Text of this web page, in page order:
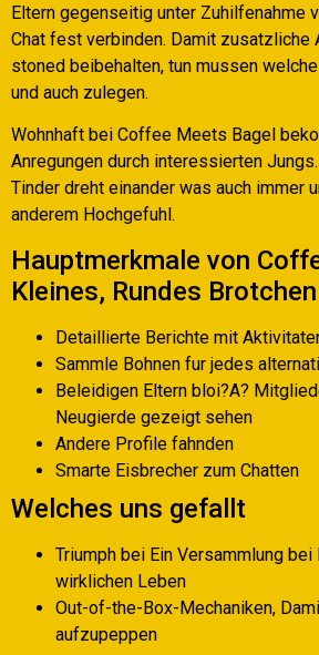
Eltern gegenseitig unter Zuhilfenahme
Chat fest verbinden. Damit zusatzliche
stoned beibehalten, tun mussen
und auch zulegen.
Wohnhaft bei Coffee Meets Bagel
Anregungen durch interessierten
Tinder dreht einander was auch immer
anderem Hochgefuhl.
Hauptmerkmale von
Kleines, Rundes Brotchen
Detaillierte Berichte mit
Sammle Bohnen fur jedes
Beleidigen Eltern bloi?A?
Neugierde gezeigt sehen
Andere Profile fahnden
Smarte Eisbrecher zum Chatten
Welches uns gefallt
Triumph bei Ein Versammlung
wirklichen Leben
Out-of-the-Box-Mechaniken,
aufzupeppen